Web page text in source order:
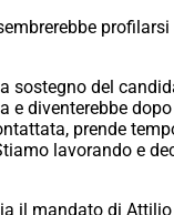
sostegno del
e diventerebbe
prende
lavorando e
il mandato di